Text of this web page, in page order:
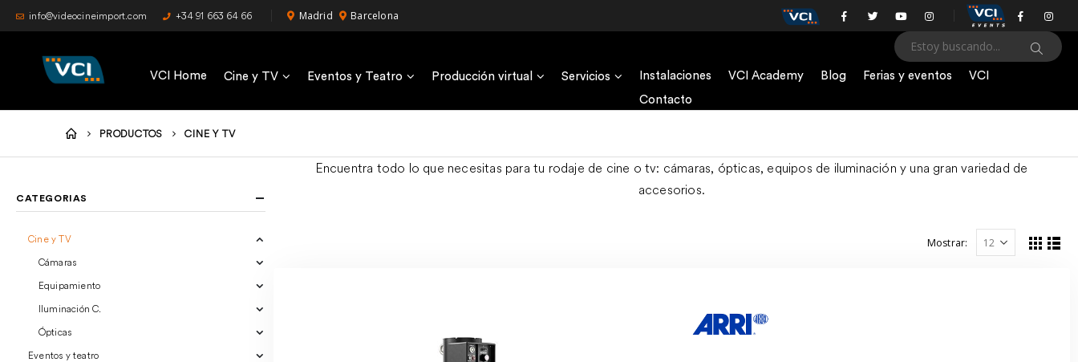
info@videocineimport.com +34 91 663 64 66 Madrid Barcelona
VCI Home Cine y TV Eventos y Teatro Producción virtual Servicios Instalaciones VCI Academy Blog Ferias y eventos
VCI
Contacto
PRODUCTOS CINE Y TV
Encuentra todo lo que necesitas para tu rodaje de cine o tv: cámaras, ópticas, equipos de iluminación y una gran variedad de
accesorios.
Mostrar:
CATEGORIAS
Cine y TV
Cámaras
Equipamiento
Iluminación C.
Ópticas
Eventos y teatro